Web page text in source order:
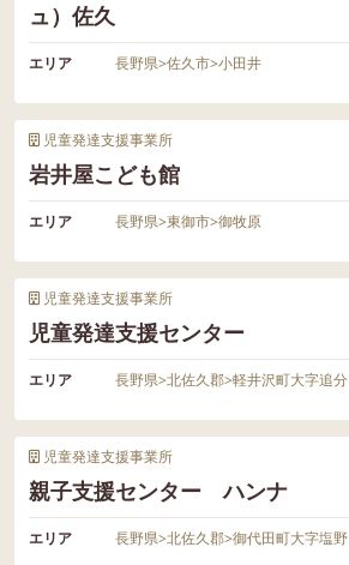
ュ）佐久
エリア 長野県>佐久市>小田井
児童発達支援事業所
岩井屋こども館
エリア 長野県>東御市>御牧原
児童発達支援事業所
児童発達支援センター
エリア 長野県>北佐久郡>軽井沢町大字追分
児童発達支援事業所
親子支援センター ハンナ
エリア 長野県>北佐久郡>御代田町大字塩野